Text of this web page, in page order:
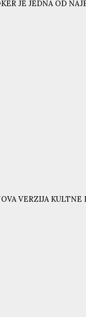
JE JEDNA OD
VERZIJA KULTNE